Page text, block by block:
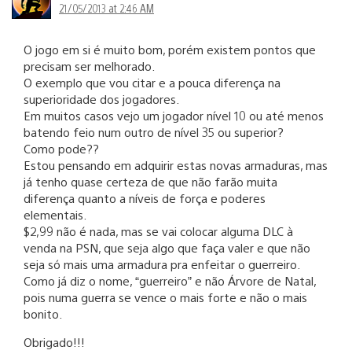
21/05/2013 at 2:46 AM
O jogo em si é muito bom, porém existem pontos que
precisam ser melhorado.
O exemplo que vou citar e a pouca diferença na
superioridade dos jogadores.
Em muitos casos vejo um jogador nível 10 ou até menos
batendo feio num outro de nível 35 ou superior?
Como pode??
Estou pensando em adquirir estas novas armaduras, mas
já tenho quase certeza de que não farão muita
diferença quanto a níveis de força e poderes
elementais.
$2,99 não é nada, mas se vai colocar alguma DLC à
venda na PSN, que seja algo que faça valer e que não
seja só mais uma armadura pra enfeitar o guerreiro.
Como já diz o nome, “guerreiro” e não Árvore de Natal,
pois numa guerra se vence o mais forte e não o mais
bonito.
Obrigado!!!